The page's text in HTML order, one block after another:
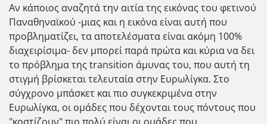
Αν κάποιος αναζητά την αιτία της εικόνας του φετινού
Παναθηναϊκού -μιας και η εικόνα είναι αυτή που
προβληματίζει, τα αποτελέσματα είναι ακόμη 100%
διαχειρίσιμα- δεν μπορεί παρά πρώτα και κύρια να δει
το πρόβλημα της transition άμυνας του, που αυτή τη
στιγμή βρίσκεται τελευταία στην Ευρωλίγκα. Στο
σύγχρονο μπάσκετ και πιο συγκεκριμένα στην
Ευρωλίγκα, οι ομάδες που δέχονται τους πόντους που